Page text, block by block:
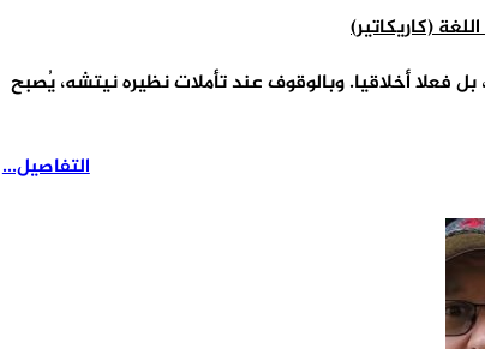
(كاريكاتير)
فعلا أخلاقيا. وبالوقوف عند تأملات نظيره نيتشه، يُصبح
التفاصيل...